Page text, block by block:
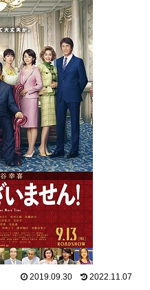
2019.09.30 2022.11.07